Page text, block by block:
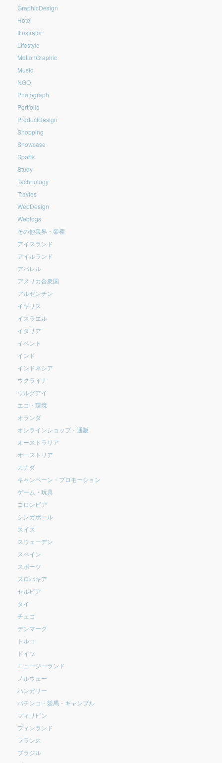
GraphicDesign
Hotel
Illustrator
Lifestyle
MotionGraphic
Music
NGO
Photograph
Portfolio
ProductDesign
Shopping
Showcase
Sports
Study
Technology
Travles
WebDesign
Weblogs
その他業界・業種
アイスランド
アイルランド
アパレル
アメリカ合衆国
アルゼンチン
イギリス
イスラエル
イタリア
イベント
インド
インドネシア
ウクライナ
ウルグアイ
エコ・環境
オランダ
オンラインショップ・通販
オーストラリア
オーストリア
カナダ
キャンペーン・プロモーション
ゲーム・玩具
コロンビア
シンガポール
スイス
スウェーデン
スペイン
スポーツ
スロバキア
セルビア
タイ
チェコ
デンマーク
トルコ
ドイツ
ニュージーランド
ノルウェー
ハンガリー
パチンコ・競馬・ギャンブル
フィリピン
フィンランド
フランス
ブラジル